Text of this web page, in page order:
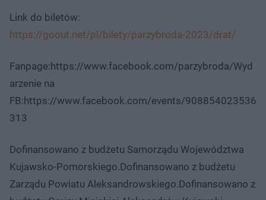
Link do biletów:
https://goout.net/pl/bilety/parzybroda-2023/drat/
Fanpage:https://www.facebook.com/parzybroda/Wyd
arzenie na
FB:https://www.facebook.com/events/908854023536
313
Dofinansowano z budżetu Samorządu Województwa
Kujawsko-Pomorskiego.Dofinansowano z budżetu
Zarządu Powiatu Aleksandrowskiego.Dofinansowano z